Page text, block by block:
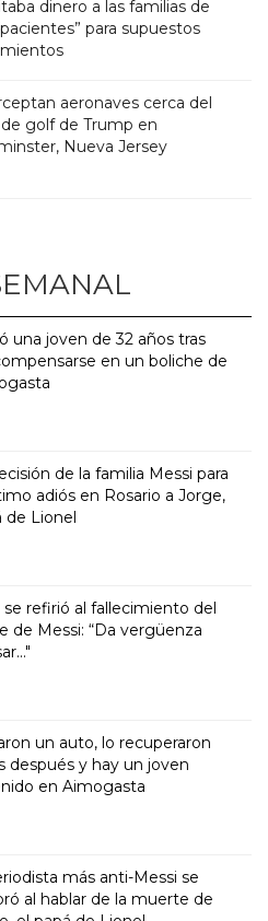
dinero a las familias de
para supuestos
aeronaves cerca del
golf de Trump en
Nueva Jersey
una joven de 32 años tras
en un boliche de
de la familia Messi para
adiós en Rosario a Jorge,
de Lionel
se refirió al fallecimiento del
de Messi: “Da vergüenza
un auto, lo recuperaron
después y hay un joven
en Aimogasta
más anti-Messi se
al hablar de la muerte de